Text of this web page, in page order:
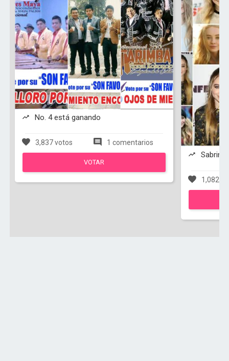
No. 4 está ganando
3,837 votos 1 comentarios
VOTAR
Sabrina
1,082